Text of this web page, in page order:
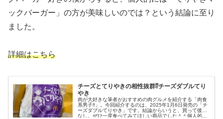
ックバーガー」の方が美味しいのでは？という結論に至り
ました。
詳細はこちら
チーズとてりやきの相性抜群⁉︎チーズダブルてり
やき
肉が大好きな筆者がおすすめの肉グルメを紹介する「肉食
系男子‼︎」。今回紹介するのは、2025年1月6日発売の「チ
ーズダブルてりやき」です。結論からいうと、買って後悔
なし。ぜひ一度食べてみてほしい商品でした＾＾個人的...